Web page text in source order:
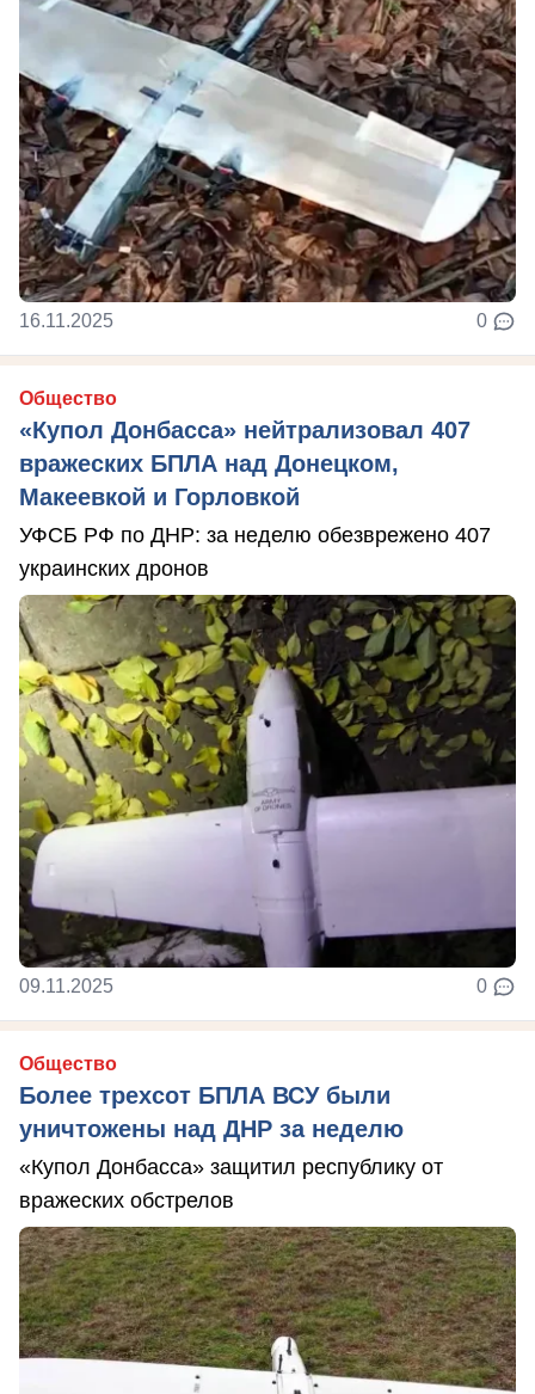
16.11.2025 0
Общество
«Купол Донбасса» нейтрализовал 407
вражеских БПЛА над Донецком,
Макеевкой и Горловкой
УФСБ РФ по ДНР: за неделю обезврежено 407
украинских дронов
09.11.2025 0
Общество
Более трехсот БПЛА ВСУ были
уничтожены над ДНР за неделю
«Купол Донбасса» защитил республику от
вражеских обстрелов